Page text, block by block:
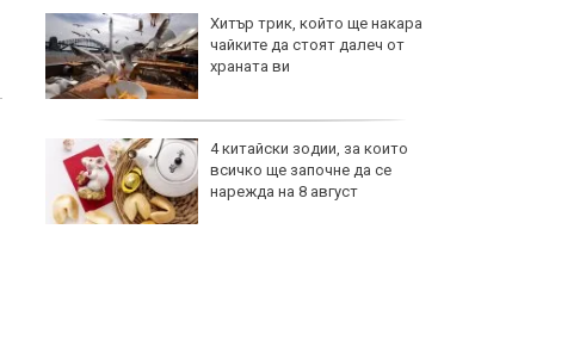
Хитър трик, който ще накара
чайките да стоят далеч от
храната ви
4 китайски зодии, за които
всичко ще започне да се
нарежда на 8 август